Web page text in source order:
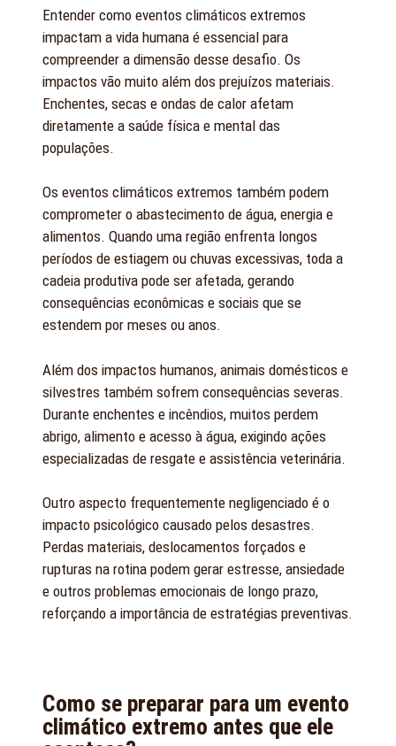
Entender como eventos climáticos extremos
impactam a vida humana é essencial para
compreender a dimensão desse desafio. Os
impactos vão muito além dos prejuízos materiais.
Enchentes, secas e ondas de calor afetam
diretamente a saúde física e mental das
populações.
Os eventos climáticos extremos também podem
comprometer o abastecimento de água, energia e
alimentos. Quando uma região enfrenta longos
períodos de estiagem ou chuvas excessivas, toda a
cadeia produtiva pode ser afetada, gerando
consequências econômicas e sociais que se
estendem por meses ou anos.
Além dos impactos humanos, animais domésticos e
silvestres também sofrem consequências severas.
Durante enchentes e incêndios, muitos perdem
abrigo, alimento e acesso à água, exigindo ações
especializadas de resgate e assistência veterinária.
Outro aspecto frequentemente negligenciado é o
impacto psicológico causado pelos desastres.
Perdas materiais, deslocamentos forçados e
rupturas na rotina podem gerar estresse, ansiedade
e outros problemas emocionais de longo prazo,
reforçando a importância de estratégias preventivas.
Como se preparar para um evento
climático extremo antes que ele